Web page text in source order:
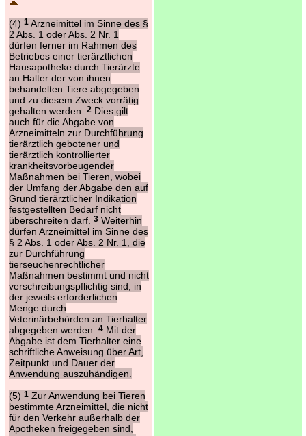
(4) 1Arzneimittel im Sinne des §
2 Abs. 1 oder Abs. 2 Nr. 1
dürfen ferner im Rahmen des
Betriebes einer tierärztlichen
Hausapotheke durch Tierärzte
an Halter der von ihnen
behandelten Tiere abgegeben
und zu diesem Zweck vorrätig
gehalten werden.
2Dies gilt
auch für die Abgabe von
Arzneimitteln zur Durchführung
tierärztlich gebotener und
tierärztlich kontrollierter
krankheitsvorbeugender
Maßnahmen bei Tieren, wobei
der Umfang der Abgabe den auf
Grund tierärztlicher Indikation
festgestellten Bedarf nicht
überschreiten darf.
3Weiterhin
dürfen Arzneimittel im Sinne des
§ 2 Abs. 1 oder Abs. 2 Nr. 1, die
zur Durchführung
tierseuchenrechtlicher
Maßnahmen bestimmt und nicht
verschreibungspflichtig sind, in
der jeweils erforderlichen
Menge durch
Veterinärbehörden an Tierhalter
abgegeben werden.
4Mit der
Abgabe ist dem Tierhalter eine
schriftliche Anweisung über Art,
Zeitpunkt und Dauer der
Anwendung auszuhändigen.
(5) 1Zur Anwendung bei Tieren
bestimmte Arzneimittel, die nicht
für den Verkehr außerhalb der
Apotheken freigegeben sind,